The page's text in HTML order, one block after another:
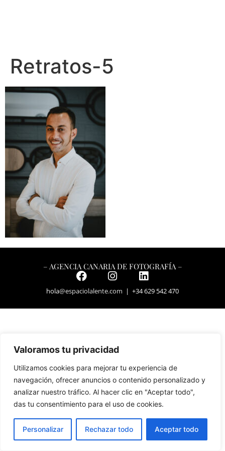
Valoramos tu privacidad
Utilizamos cookies para mejorar tu experiencia de
navegación, ofrecer anuncios o contenido personalizado y
analizar nuestro tráfico. Al hacer clic en "Aceptar todo",
das tu consentimiento para el uso de cookies.
Personalizar Rechazar todo Aceptar todo
Retratos-5
– AGENCIA CANARIA DE FOTOGRAFÍA –
hola@espaciolalente.com | +34 629 542 470